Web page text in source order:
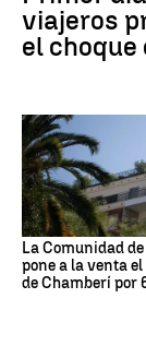
viajeros
el
La Comunidad
pone a la venta
de Chamberí por